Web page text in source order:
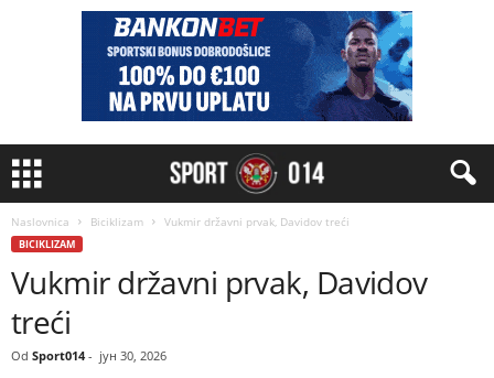
Naslovnica Biciklizam Vukmir državni prvak, Davidov treći
BICIKLIZAM
Vukmir državni prvak, Davidov
treći
Od Sport014- јун 30, 2026